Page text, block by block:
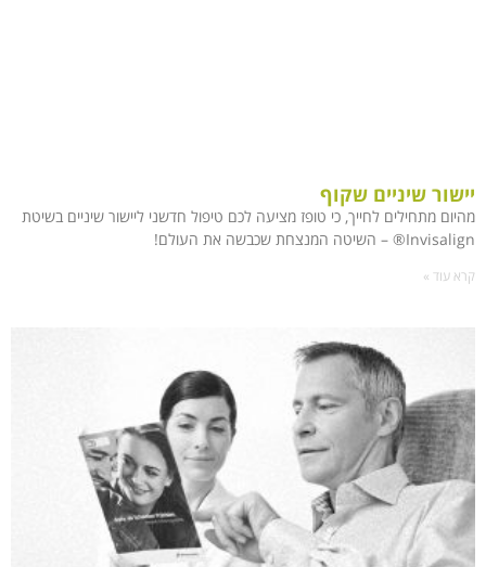
יישור שיניים שקוף
מהיום מתחילים לחייך, כי טופז מציעה לכם טיפול חדשני ליישור שיניים בשיטת
Invisalign® – השיטה המנצחת שכבשה את העולם!
קרא עוד »